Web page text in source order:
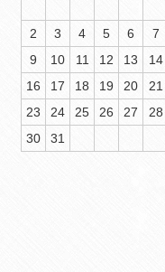
2
3 4 5 6 7
9
10 11 12 13 14
16
17 18 19 20 21
23
24 25 26 27 28
30
31